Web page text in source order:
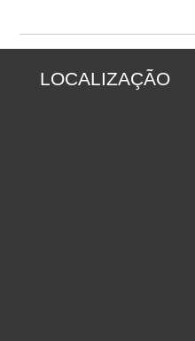
LOCALIZAÇÃO